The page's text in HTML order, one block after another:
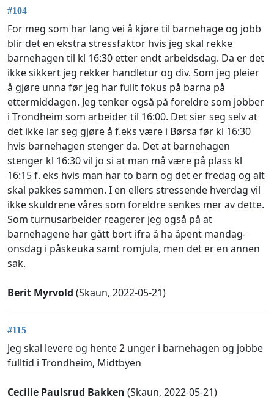
#104
For meg som har lang vei å kjøre til barnehage og jobb
blir det en ekstra stressfaktor hvis jeg skal rekke
barnehagen til kl 16:30 etter endt arbeidsdag. Da er det
ikke sikkert jeg rekker handletur og div. Som jeg pleier
å gjøre unna før jeg har fullt fokus på barna på
ettermiddagen. Jeg tenker også på foreldre som jobber
i Trondheim som arbeider til 16:00. Det sier seg selv at
det ikke lar seg gjøre å f.eks være i Børsa før kl 16:30
hvis barnehagen stenger da. Det at barnehagen
stenger kl 16:30 vil jo si at man må være på plass kl
16:15 f. eks hvis man har to barn og det er fredag og alt
skal pakkes sammen. I en ellers stressende hverdag vil
ikke skuldrene våres som foreldre senkes mer av dette.
Som turnusarbeider reagerer jeg også på at
barnehagene har gått bort ifra å ha åpent mandag-
onsdag i påskeuka samt romjula, men det er en annen
sak.
Berit Myrvold (Skaun, 2022-05-21)
#115
Jeg skal levere og hente 2 unger i barnehagen og jobbe
fulltid i Trondheim, Midtbyen
Cecilie Paulsrud Bakken (Skaun, 2022-05-21)